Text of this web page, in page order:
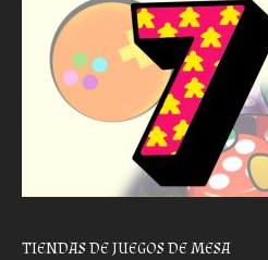
TIENDAS DE JUEGOS DE MESA